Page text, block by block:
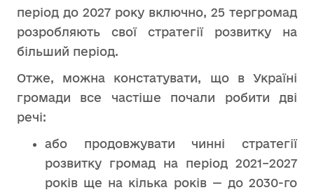
період до 2027 року включно, 25 тергромад
розробляють свої стратегії розвитку на
більший період.
Отже, можна констатувати, що в Україні
громади все частіше почали робити дві
речі:
або продовжувати чинні стратегії
розвитку громад на період 2021–2027
років ще на кілька років — до 2030-го